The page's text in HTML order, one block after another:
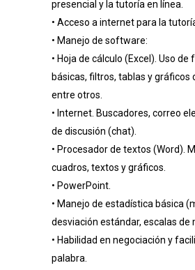
presencial y la tutoría en línea.
• Acceso a internet para la
• Manejo de software:
• Hoja de cálculo (Excel). Uso de
básicas, filtros, tablas y gráficos
entre otros.
• Internet. Buscadores, correo
de discusión (chat).
• Procesador de textos (Word).
cuadros, textos y gráficos.
• PowerPoint.
• Manejo de estadística básica
desviación estándar, escalas de
• Habilidad en negociación y
palabra.